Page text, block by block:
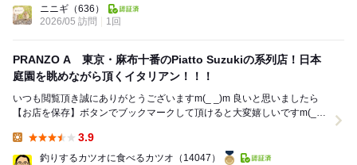
ニニギ （636）
2026/05 訪問
1回
PRANZO A 東京・麻布十番のPiatto Suzukiの系列店！日本
庭園を眺めながら頂くイタリアン！！！
いつも閲覧頂き誠にありがとうございますm(_ _)m 良いと思いましたら
【お店を保存】ボタンでブックマークして頂けると大変嬉しいですm(_
3.9
釣りするカツオに食べるカツオ （14047）